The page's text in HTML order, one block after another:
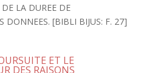
LA DUREE DE
DONNEES. [BIBLI BIJUS: F. 27]
ET LE
DES RAISONS